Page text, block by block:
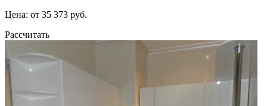
Цена: от 35 373 руб.
Рассчитать